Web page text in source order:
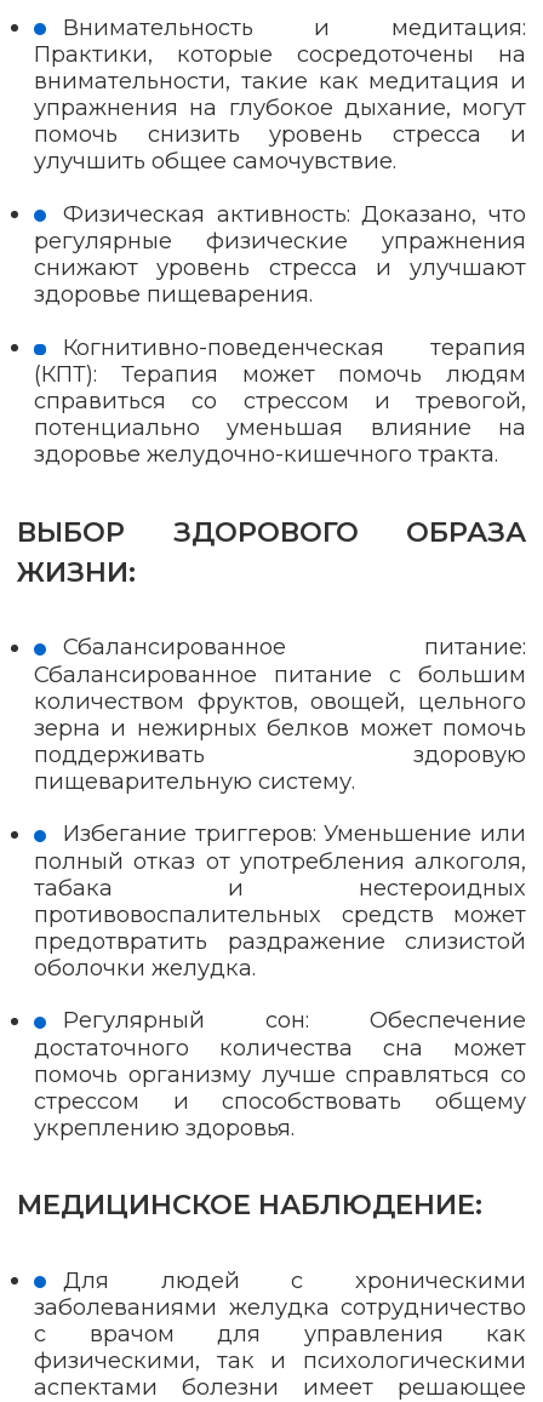
Внимательность и медитация:
Практики, которые сосредоточены на
внимательности, такие как медитация и
упражнения на глубокое дыхание, могут
помочь снизить уровень стресса и
улучшить общее самочувствие.
Физическая активность: Доказано, что
регулярные физические упражнения
снижают уровень стресса и улучшают
здоровье пищеварения.
Когнитивно-поведенческая терапия
(КПТ): Терапия может помочь людям
справиться со стрессом и тревогой,
потенциально уменьшая влияние на
здоровье желудочно-кишечного тракта.
ВЫБОР ЗДОРОВОГО ОБРАЗА
ЖИЗНИ:
Сбалансированное питание:
Сбалансированное питание с большим
количеством фруктов, овощей, цельного
зерна и нежирных белков может помочь
поддерживать здоровую
пищеварительную систему.
Избегание триггеров: Уменьшение или
полный отказ от употребления алкоголя,
табака и нестероидных
противовоспалительных средств может
предотвратить раздражение слизистой
оболочки желудка.
Регулярный сон: Обеспечение
достаточного количества сна может
помочь организму лучше справляться со
стрессом и способствовать общему
укреплению здоровья.
МЕДИЦИНСКОЕ НАБЛЮДЕНИЕ:
Для людей с хроническими
заболеваниями желудка сотрудничество
с врачом для управления как
физическими, так и психологическими
аспектами болезни имеет решающее